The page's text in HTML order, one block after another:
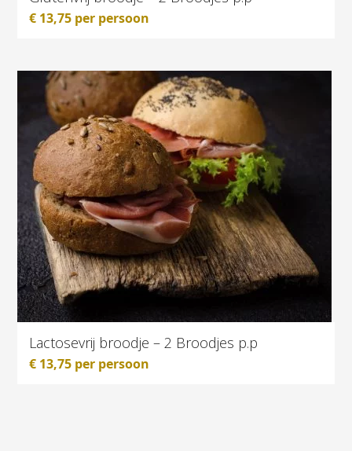
€ 13,75 per persoon
Lactosevrij broodje – 2 Broodjes p.p
€ 13,75 per persoon